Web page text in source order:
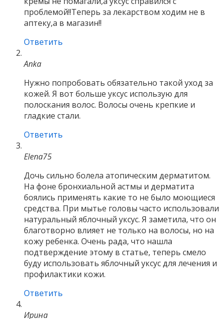
проблемой!!Теперь за лекарством ходим не в
аптеку,а в магазин!!
Ответить
Anka
Нужно попробовать обязательно такой уход за
кожей. Я вот больше уксус использую для
полоскания волос. Волосы очень крепкие и
гладкие стали.
Ответить
Elena75
Дочь сильно болела атопическим дерматитом.
На фоне бронхиальной астмы и дерматита
боялись применять какие то не было моющиеся
средства. При мытье головы часто использовали
натуральный яблочный уксус. Я заметила, что он
благотворно влияет не только на волосы, но на
кожу ребенка. Очень рада, что нашла
подтверждение этому в статье, теперь смело
буду использовать яблочный уксус для лечения и
профилактики кожи.
Ответить
Ирина